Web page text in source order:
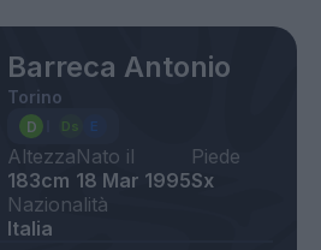
Barreca Antonio
Torino
Altezza
183cm
Nato il
18 Mar 1995
Piede
Sx
Nazionalità
Italia